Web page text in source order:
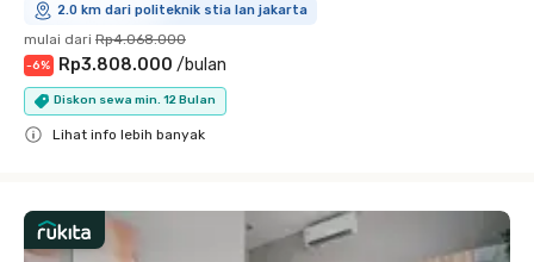
2.0 km dari politeknik stia lan jakarta
mulai dari Rp4.068.000
-6% Rp3.808.000 /bulan
Diskon sewa min. 12 Bulan
Lihat info lebih banyak